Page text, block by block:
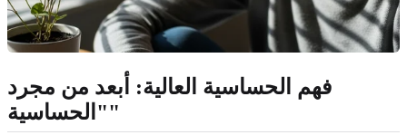
فهم الحساسية العالية: أبعد من مجرد
"الحساسية"